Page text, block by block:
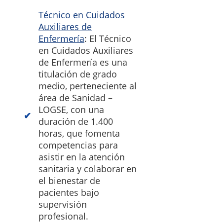
Técnico en Cuidados
Auxiliares de
Enfermería: El Técnico
en Cuidados Auxiliares
de Enfermería es una
titulación de grado
medio, perteneciente al
área de Sanidad –
LOGSE, con una
duración de 1.400
horas, que fomenta
competencias para
asistir en la atención
sanitaria y colaborar en
el bienestar de
pacientes bajo
supervisión
profesional.